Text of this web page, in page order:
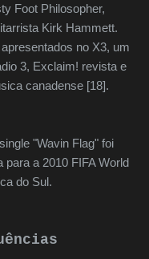
Foot Philosopher,
Kirk Hammett.
no X3, um
3, Exclaim! revista e
canadense [18].
"Wavin Flag" foi
a 2010 FIFA World
do Sul.